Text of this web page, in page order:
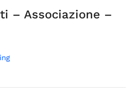
– Associazione –